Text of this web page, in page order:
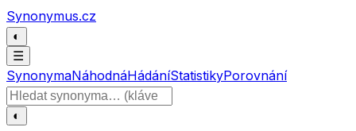
Přeskočit na obsah
Synonymus.cz
◐
☰
SynonymaNáhodnáHádáníStatistikyPorovnání
Hledat slovo
◐